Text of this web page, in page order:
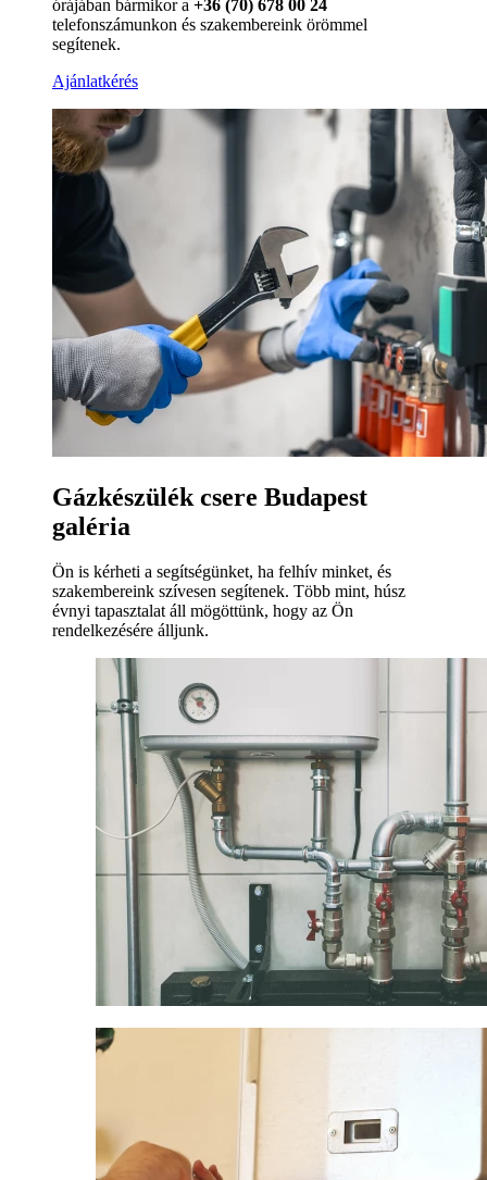
órájában bármikor a +36 (70) 678 00 24
telefonszámunkon és szakembereink örömmel
segítenek.
Ajánlatkérés
Gázkészülék csere Budapest
galéria
Ön is kérheti a segítségünket, ha felhív minket, és
szakembereink szívesen segítenek. Több mint, húsz
évnyi tapasztalat áll mögöttünk, hogy az Ön
rendelkezésére álljunk.